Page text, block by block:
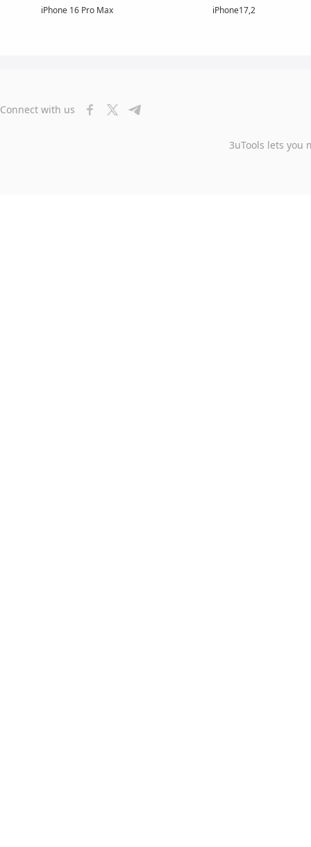
iPhone 16 Pro Max iPhone17,2
Connect with us
3uTools lets you